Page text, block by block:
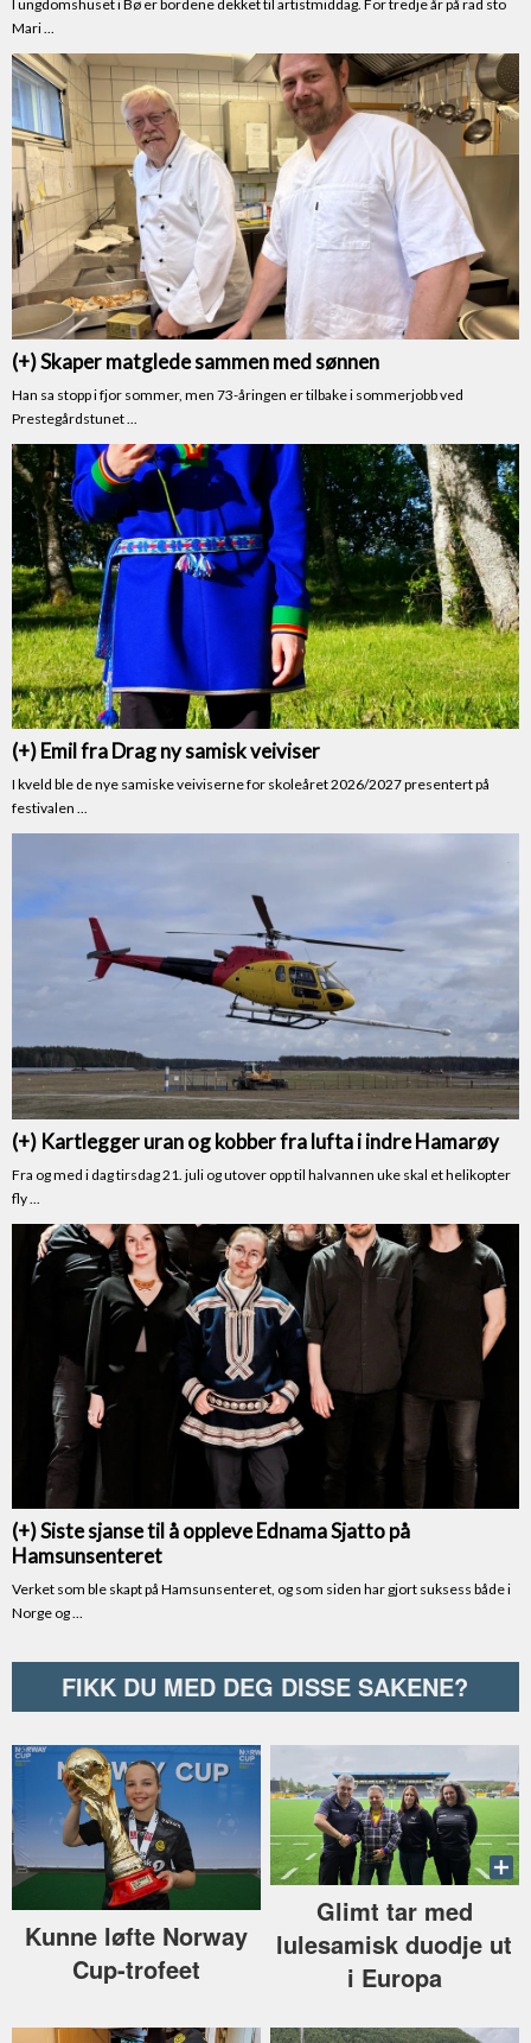
FIKK DU MED DEG DISSE SAKENE?
Kunne løfte Norway
Cup-trofeet
Glimt tar med
lulesamisk duodje ut
i Europa